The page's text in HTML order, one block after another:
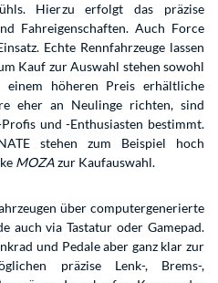
Hierzu erfolgt das präzise
Fahreigenschaften. Auch Force
Echte Rennfahrzeuge lassen
Kauf zur Auswahl stehen sowohl
höheren Preis erhältliche
eher an Neulinge richten, sind
und -Enthusiasten bestimmt.
stehen zum Beispiel hoch
MOZAzur Kaufauswahl.
über computergenerierte
auch via Tastatur oder Gamepad.
und Pedale aber ganz klar zur
präzise Lenk-, Brems-,